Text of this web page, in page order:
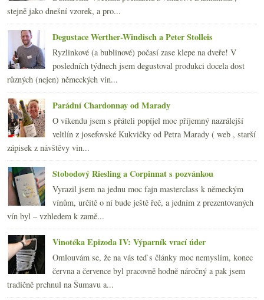
►července(23)
►června(25)
►května
►dubna (23)
►března(19)
února(24)
► ledna(24)
►2007(108)
stejně jako dnešní vzorek, a pro...
Degustace Werther-Windisch a Peter Stolleis
Ryzlinkové (a bublinové) počasí zase klepe na dveře! V
posledních týdnech jsem degustoval produkci docela dost
různých (nejen) německých vin...
Parádní Chardonnay od Marady
O víkendu jsem s přáteli popíjel moc příjemný nazrálejší
veltlín z josefovské Kukvičky od Petra Marady ( web , starší
zápisek z návštěvy vin...
Stobodový Riesling a Corpinnat s pozvánkou
Vyrazil jsem na jednu moc fajn masterclass k německým
vínům, určitě o ní bude ještě řeč, a jedním z prezentovaných
vín byl – vzhledem k zamě...
Vinotéka Epizoda IV: Výparník vrací úder
Omlouvám se, že na vás teď s články moc nemyslím, konec
června a července byl pracovně hodně náročný a pak jsem
tradičně prchnul na Šumavu a...